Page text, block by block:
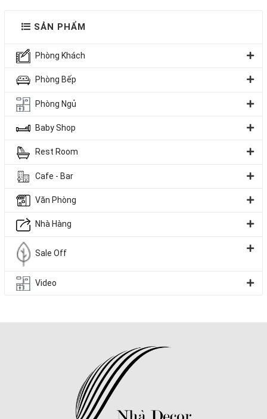
SẢN PHẨM
Phòng Khách
Phòng Bếp
Phòng Ngủ
Baby Shop
Rest Room
Cafe - Bar
Văn Phòng
Nhà Hàng
Sale Off
Video
Thiết kế module linh hoạt có thể dễ dàng tháo lắp – nâng cấp
Không gian bếp của bạn sẽ là sự giao thoa giữa công nghệ, thẩm mỹ
Có Nên Chọn Tủ Bếp Melamin Cho Không Gian Bếp
Của Bạn?
đáo, dễ phối với các phong cách thiết kế như Scandinavian,
Minimalism, Modern Luxury…
✅ Chất liệu bền, dễ vệ sinh, chống ẩm tốt
Kết cấu từ gỗ công nghiệp MDF/HDF lõi xanh chống ẩm, phủ